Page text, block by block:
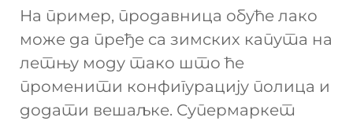
На пример, продавница обуће лако
може да пређе са зимских капута на
летњу моду тако што ће
променити конфигурацију полица и
додати вешаљке. Супермаркет